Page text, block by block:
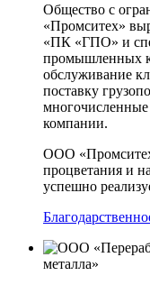
Общество с
«Промситех»
«ПК «ГПО» и
промышленных
обслуживание
поставку
многочисленные
компании.
ООО
процветания и
успешно
металла»